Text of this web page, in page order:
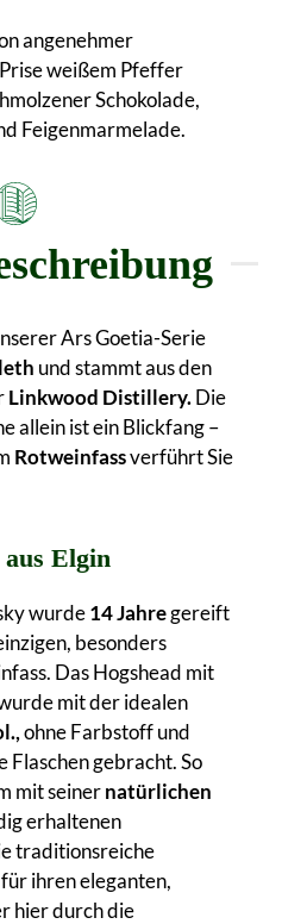
angenehmer
weißem Pfeffer
Schokolade,
Feigenmarmelade.
Ars Goetia-Serie
und stammt aus den
Linkwood Distillery.Die
allein ist ein Blickfang –
Rotweinfassverführt Sie
Elgin
wurde14 Jahregereift
besonders
Das Hogshead mit
mit der idealen
ohne Farbstoff und
Flaschen gebracht. So
mit seinernatürlichen
erhaltenen
traditionsreiche
ihren eleganten,
hier durch die